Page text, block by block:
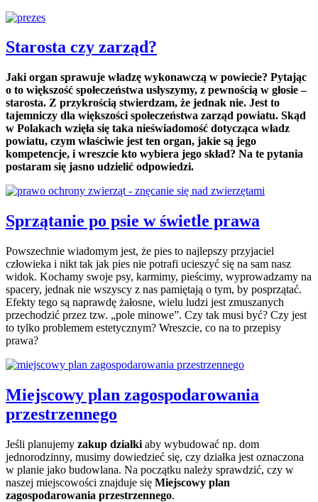
Starosta czy zarząd?
Jaki organ sprawuje władzę wykonawczą w powiecie? Pytając
o to większość społeczeństwa usłyszymy, z pewnością w głosie –
starosta. Z przykrością stwierdzam, że jednak nie. Jest to
tajemniczy dla większości społeczeństwa zarząd powiatu. Skąd
w Polakach wzięła się taka nieświadomość dotycząca władz
powiatu, czym właściwie jest ten organ, jakie są jego
kompetencje, i wreszcie kto wybiera jego skład? Na te pytania
postaram się jasno udzielić odpowiedzi.
Sprzątanie po psie w świetle prawa
Powszechnie wiadomym jest, że pies to najlepszy przyjaciel
człowieka i nikt tak jak pies nie potrafi ucieszyć się na sam nasz
widok. Kochamy swoje psy, karmimy, pieścimy, wyprowadzamy na
spacery, jednak nie wszyscy z nas pamiętają o tym, by posprzątać.
Efekty tego są naprawdę żałosne, wielu ludzi jest zmuszanych
przechodzić przez tzw. „pole minowe”. Czy tak musi być? Czy jest
to tylko problemem estetycznym? Wreszcie, co na to przepisy
prawa?
Miejscowy plan zagospodarowania
przestrzennego
Jeśli planujemy zakup działki aby wybudować np. dom
jednorodzinny, musimy dowiedzieć się, czy działka jest oznaczona
w planie jako budowlana. Na początku należy sprawdzić, czy w
naszej miejscowości znajduje się Miejscowy plan
zagospodarowania przestrzennego.